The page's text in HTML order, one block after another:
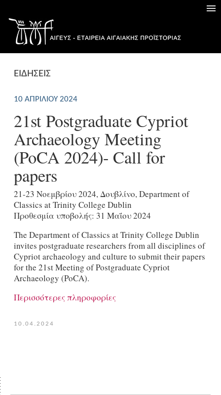
ΕΙΔΗΣΕΙΣ
10 ΑΠΡΙΛΊΟΥ 2024
21st Postgraduate Cypriot
Archaeology Meeting
(PoCA 2024)- Call for
papers
21-23 Νοεμβρίου 2024, Δουβλίνο, Department of
Classics at Trinity College Dublin
Προθεσμία υποβολής: 31 Μαΐου 2024
The Department of Classics at Trinity College Dublin
invites postgraduate researchers from all disciplines of
Cypriot archaeology and culture to submit their papers
for the 21st Meeting of Postgraduate Cypriot
Archaeology (PoCA).
Περισσότερες πληροφορίες
10.04.2024